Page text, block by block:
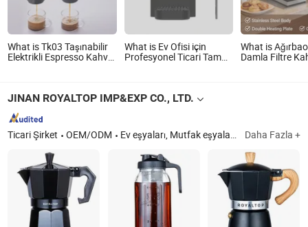
What is Tk03 Taşınabilir
Elektrikli Espresso Kahve
What is Ev Ofisi için
Profesyonel Ticari Tam
What is
Damla Filtre
JINAN ROYALTOP IMP&EXP CO., LTD.
Ticari Şirket OEM/ODM Ev eşyaları, Mutfak eşyaları, Tuz ve biber değirmeni, Kahve öğütücü, Baharat kavanozu ve şişesi, Cam eşyalar Daha Fazla +